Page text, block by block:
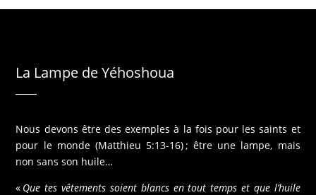
La Lampe de Yéhoshoua
Nous devons être des exemples à la fois pour les saints et
pour le monde (Matthieu 5:13-16) ; être une lampe, mais
non sans son huile…
« Que tes vêtements soient blancs en tout temps et que l’huile